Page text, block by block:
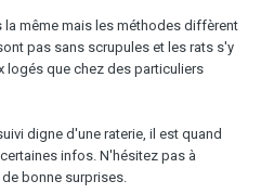
même mais les méthodes diffèrent
pas sans scrupules et les rats s'y
logés que chez des particuliers
digne d'une raterie, il est quand
infos. N'hésitez pas à
bonne surprises.